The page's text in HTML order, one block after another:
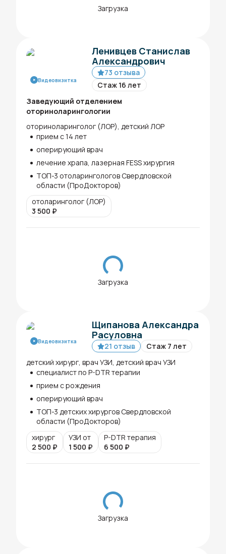
Загрузка
Видеовизитка
Ленивцев Станислав
Александрович
73 отзыва
Стаж 16 лет
Заведующий отделением
оториноларингологии
оториноларинголог (ЛОР), детский ЛОР
прием с 14 лет
оперирующий врач
лечение храпа, лазерная FESS хирургия
ТОП-3 отоларингологов Свердловской
области (ПроДокторов)
отоларинголог (ЛОР)
3 500 ₽
Загрузка
Видеовизитка
Щипанова Александра
Расуловна
21 отзыв
Стаж 7 лет
детский хирург, врач УЗИ, детский врач УЗИ
специалист по P-DTR терапии
прием с рождения
оперирующий врач
ТОП-3 детских хирургов Свердловской
области (ПроДокторов)
хирург
2 500 ₽
УЗИ от
1 500 ₽
P-DTR терапия
6 500 ₽
Загрузка